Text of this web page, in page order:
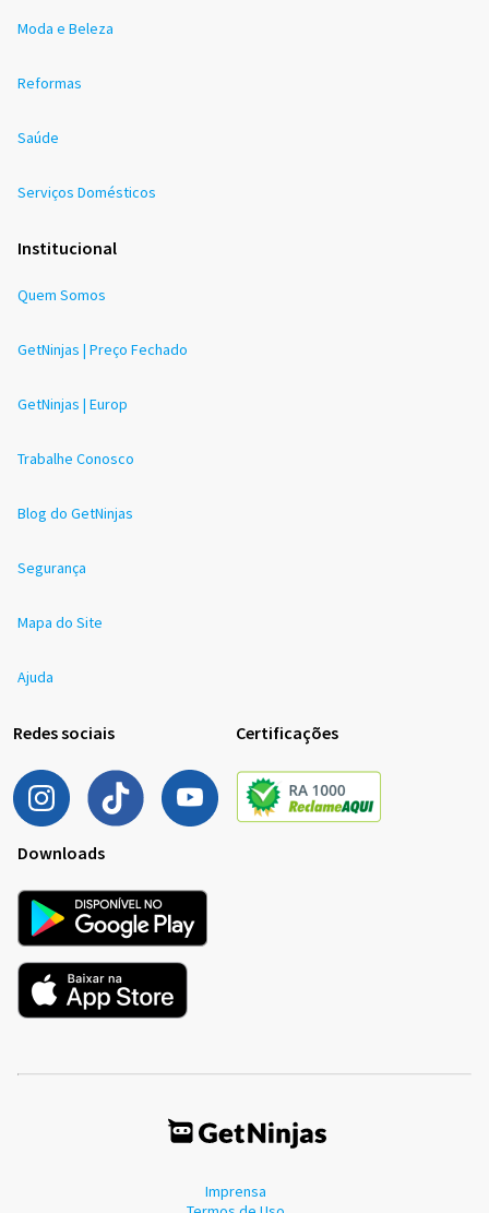
Moda e Beleza
Reformas
Saúde
Serviços Domésticos
Institucional
Quem Somos
GetNinjas | Preço Fechado
GetNinjas | Europ
Trabalhe Conosco
Blog do GetNinjas
Segurança
Mapa do Site
Ajuda
Redes sociais Certificações
Downloads
Imprensa